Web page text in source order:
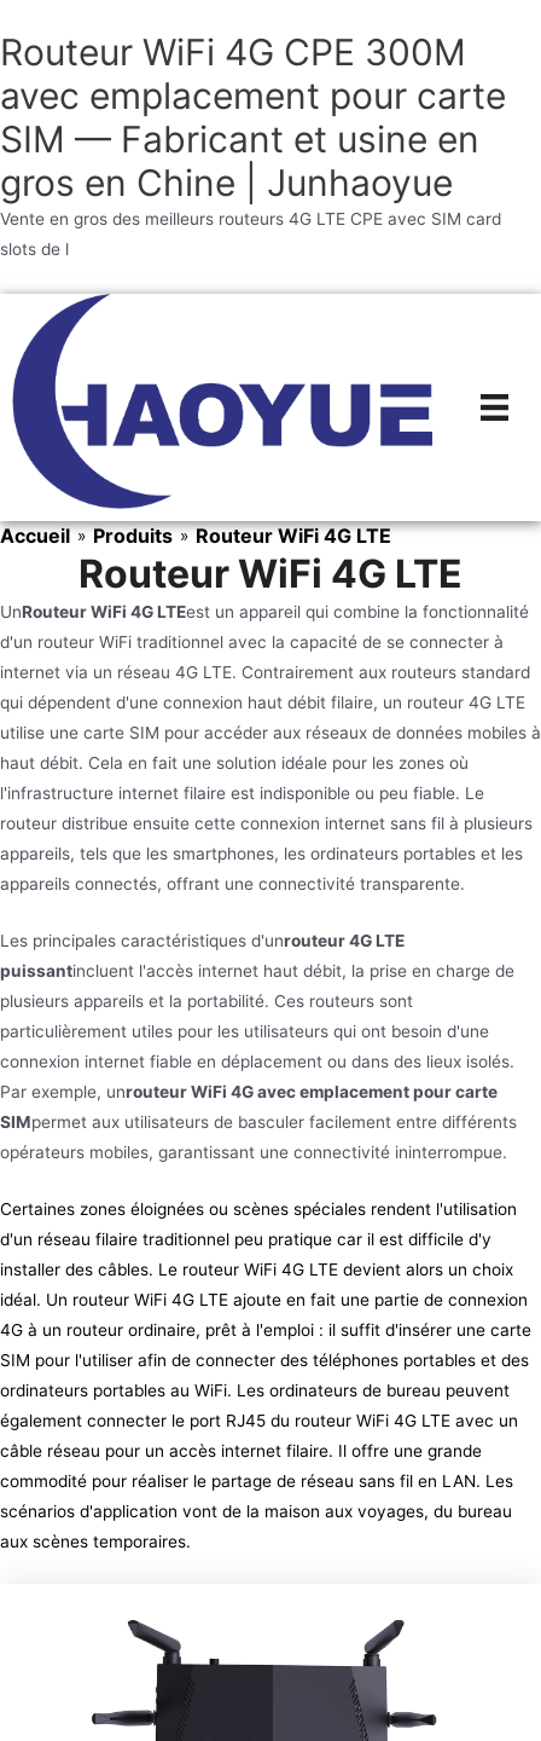
Routeur WiFi 4G CPE 300M
avec emplacement pour carte
SIM — Fabricant et usine en
gros en Chine | Junhaoyue
Vente en gros des meilleurs routeurs 4G LTE CPE avec SIM card
slots de l
contenu
Accueil » Produits » Routeur WiFi 4G LTE
Routeur WiFi 4G LTE
UnRouteur WiFi 4G LTEest un appareil qui combine la fonctionnalité
d'un routeur WiFi traditionnel avec la capacité de se connecter à
internet via un réseau 4G LTE. Contrairement aux routeurs standard
qui dépendent d'une connexion haut débit filaire, un routeur 4G LTE
utilise une carte SIM pour accéder aux réseaux de données mobiles à
haut débit. Cela en fait une solution idéale pour les zones où
l'infrastructure internet filaire est indisponible ou peu fiable. Le
routeur distribue ensuite cette connexion internet sans fil à plusieurs
appareils, tels que les smartphones, les ordinateurs portables et les
appareils connectés, offrant une connectivité transparente.
Les principales caractéristiques d'unrouteur 4G LTE
puissantincluent l'accès internet haut débit, la prise en charge de
plusieurs appareils et la portabilité. Ces routeurs sont
particulièrement utiles pour les utilisateurs qui ont besoin d'une
connexion internet fiable en déplacement ou dans des lieux isolés.
Par exemple, unrouteur WiFi 4G avec emplacement pour carte
SIMpermet aux utilisateurs de basculer facilement entre différents
opérateurs mobiles, garantissant une connectivité ininterrompue.
Certaines zones éloignées ou scènes spéciales rendent l'utilisation
d'un réseau filaire traditionnel peu pratique car il est difficile d'y
installer des câbles. Le routeur WiFi 4G LTE devient alors un choix
idéal. Un routeur WiFi 4G LTE ajoute en fait une partie de connexion
4G à un routeur ordinaire, prêt à l'emploi : il suffit d'insérer une carte
SIM pour l'utiliser afin de connecter des téléphones portables et des
ordinateurs portables au WiFi. Les ordinateurs de bureau peuvent
également connecter le port RJ45 du routeur WiFi 4G LTE avec un
câble réseau pour un accès internet filaire. Il offre une grande
commodité pour réaliser le partage de réseau sans fil en LAN. Les
scénarios d'application vont de la maison aux voyages, du bureau
aux scènes temporaires.